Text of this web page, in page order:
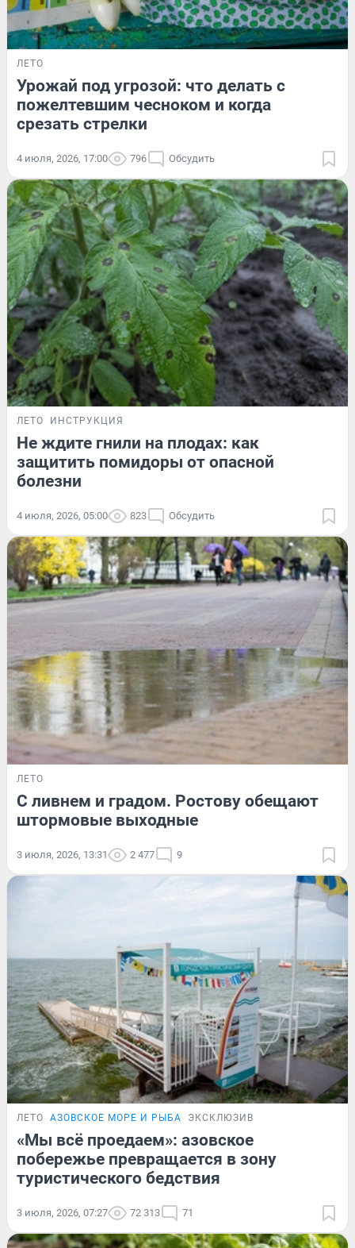
ЛЕТО
Урожай под угрозой: что делать с
пожелтевшим чесноком и когда
срезать стрелки
4 июля, 2026, 17:00 796 Обсудить
ЛЕТО ИНСТРУКЦИЯ
Не ждите гнили на плодах: как
защитить помидоры от опасной
болезни
4 июля, 2026, 05:00 823 Обсудить
ЛЕТО
С ливнем и градом. Ростову обещают
штормовые выходные
3 июля, 2026, 13:31 2 477 9
ЛЕТО АЗОВСКОЕ МОРЕ И РЫБА ЭКСКЛЮЗИВ
«Мы всё проедаем»: азовское
побережье превращается в зону
туристического бедствия
3 июля, 2026, 07:27 72 313 71